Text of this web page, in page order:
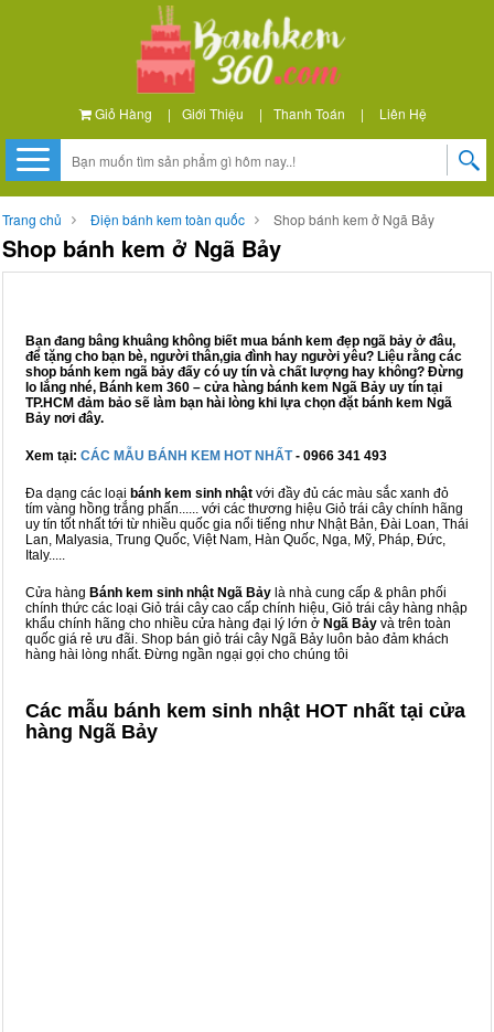
Giỏ Hàng | Giới Thiệu | Thanh Toán | Liên Hệ
Trang chủ Điện bánh kem toàn quốc Shop bánh kem ở Ngã Bảy
Shop bánh kem ở Ngã Bảy
Bạn đang bâng khuâng không biết mua bánh kem đẹp ngã bảy ở đâu,
để tặng cho bạn bè, người thân,gia đình hay người yêu? Liệu rằng các
shop bánh kem ngã bảy đấy có uy tín và chất lượng hay không? Đừng
lo lắng nhé, Bánh kem 360 – cửa hàng bánh kem Ngã Bảy uy tín tại
TP.HCM đảm bảo sẽ làm bạn hài lòng khi lựa chọn đặt bánh kem Ngã
Bảy nơi đây.
Xem tại: CÁC MẪU BÁNH KEM HOT NHẤT- 0966 341 493
Đa dạng các loại bánh kem sinh nhật với đầy đủ các màu sắc xanh đỏ
tím vàng hồng trắng phấn...... với các thương hiệu Giỏ trái cây chính hãng
uy tín tốt nhất tới từ nhiều quốc gia nổi tiếng như Nhật Bản, Đài Loan, Thái
Lan, Malyasia, Trung Quốc, Việt Nam, Hàn Quốc, Nga, Mỹ, Pháp, Đức,
Italy.....
Cửa hàng Bánh kem sinh nhật Ngã Bảy là nhà cung cấp & phân phối
chính thức các loại Giỏ trái cây cao cấp chính hiệu, Giỏ trái cây hàng nhập
khẩu chính hãng cho nhiều cửa hàng đại lý lớn ở Ngã Bảy và trên toàn
quốc giá rẻ ưu đãi. Shop bán giỏ trái cây Ngã Bảy luôn bảo đảm khách
hàng hài lòng nhất. Đừng ngần ngại gọi cho chúng tôi
Các mẫu bánh kem sinh nhật HOT nhất tại cửa
hàng Ngã Bảy